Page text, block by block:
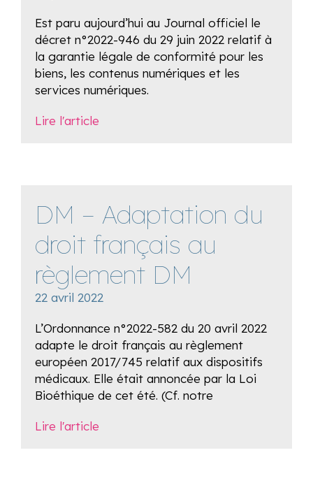
Est paru aujourd’hui au Journal officiel le
décret n°2022-946 du 29 juin 2022 relatif à
la garantie légale de conformité pour les
biens, les contenus numériques et les
services numériques.
Lire l'article
DM – Adaptation du
droit français au
règlement DM
22 avril 2022
L’Ordonnance n°2022-582 du 20 avril 2022
adapte le droit français au règlement
européen 2017/745 relatif aux dispositifs
médicaux. Elle était annoncée par la Loi
Bioéthique de cet été. (Cf. notre
Lire l'article